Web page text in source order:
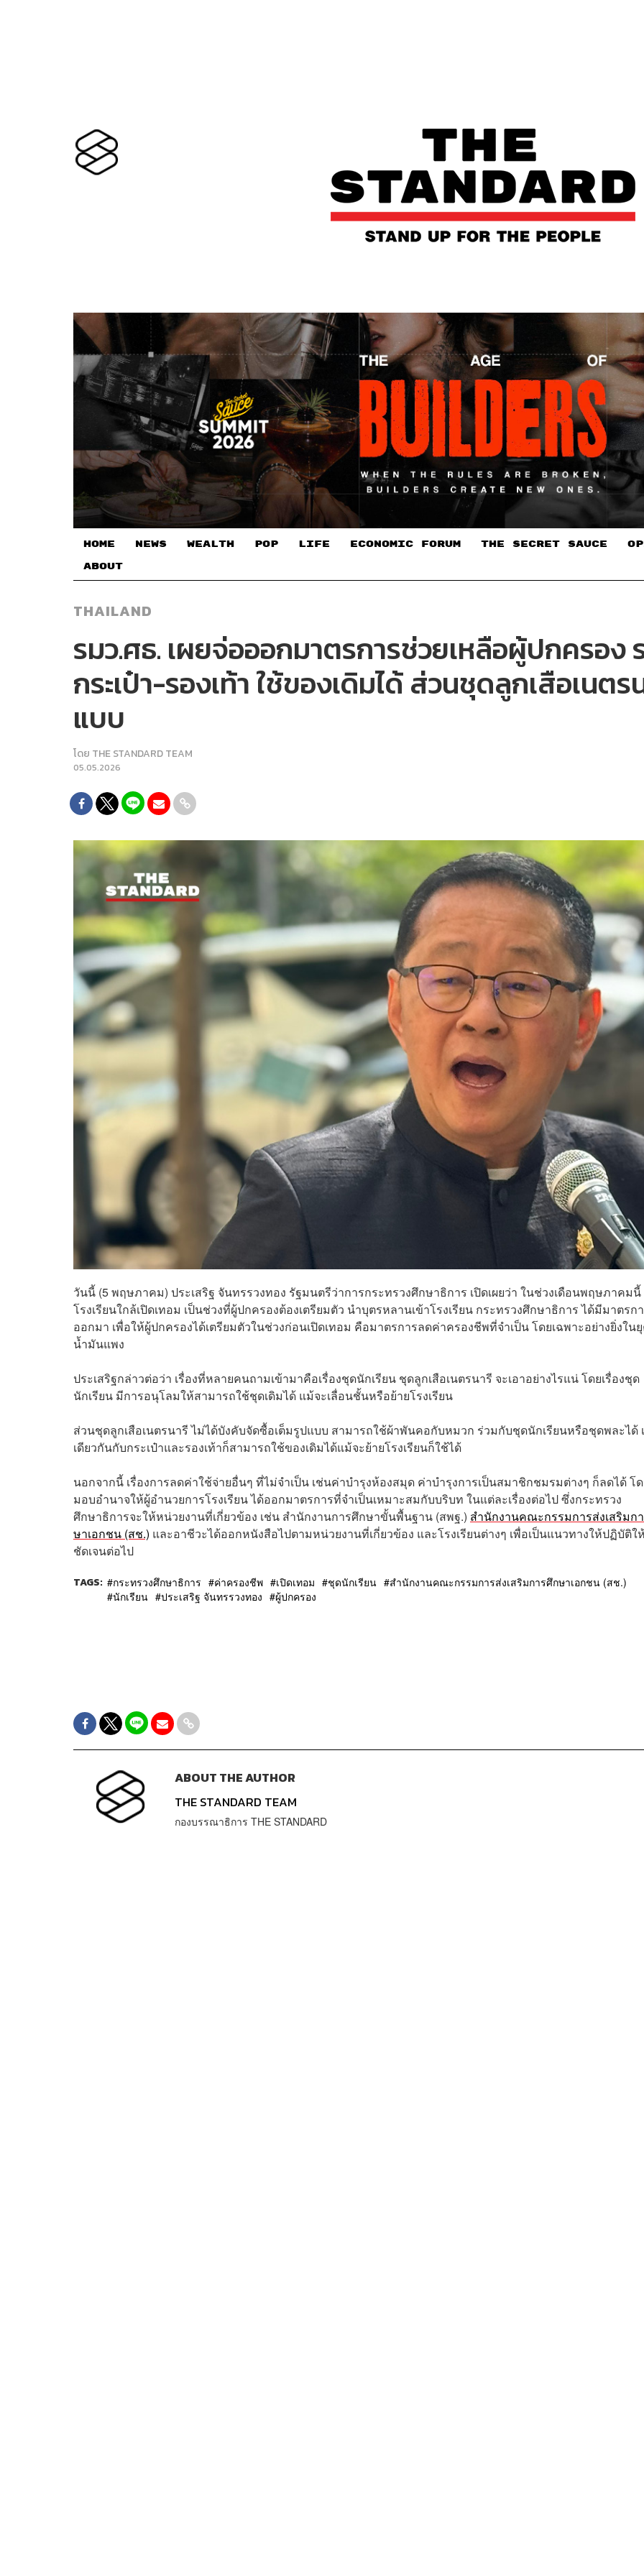
HOME NEWS WEALTH POP LIFE ECONOMIC FORUM THE SECRET SAUCE​
ABOUT
THAILAND
รมว.ศธ. เผยจ่อออกมาตรการช่วยเหลือผู้ปกครอง
กระเป๋า-รองเท้า ใช้ของเดิมได้ ส่วนชุดลูกเสือเนต
แบบ
โดย THE STANDARD TEAM
05.05.2026
วันนี้ (5 พฤษภาคม) ​ประเสริฐ จันทรรวงทอง รัฐมนตรีว่าการกระทรวงศึกษาธิการ เปิดเผยว่า ในช่วงเดือนพฤษภาคมนี้
โรงเรียนใกล้เปิดเทอม เป็นช่วงที่ผู้ปกครองต้องเตรียมตัว นำบุตรหลานเข้าโรงเรียน กระทรวงศึกษาธิการ ได้มีมาตรก
ออกมา เพื่อให้ผู้ปกครองได้เตรียมตัวในช่วงก่อนเปิดเทอม คือมาตรการลดค่าครองชีพที่จำเป็น โดยเฉพาะอย่างยิ่งใน
น้ำมันแพง
ประเสริฐกล่าวต่อว่า เรื่องที่หลายคนถามเข้ามาคือเรื่องชุดนักเรียน ชุดลูกเสือเนตรนารี จะเอาอย่างไรแน่ โดยเรื่องชุด
นักเรียน มีการอนุโลมให้สามารถใช้ชุดเดิมได้ แม้จะเลื่อนชั้นหรือย้ายโรงเรียน
ส่วนชุดลูกเสือเนตรนารี ไม่ได้บังคับจัดซื้อเต็มรูปแบบ สามารถใช้ผ้าพันคอกับหมวก ร่วมกับชุดนักเรียนหรือชุดพละได้
เดียวกันกับกระเป๋าและรองเท้าก็สามารถใช้ของเดิมได้แม้จะย้ายโรงเรียนก็ใช้ได้
นอกจากนี้ เรื่องการลดค่าใช้จ่ายอื่นๆ ที่ไม่จำเป็น เช่นค่าบำรุงห้องสมุด ค่าบำรุงการเป็นสมาชิกชมรมต่างๆ ก็ลดได้ โ
มอบอำนาจให้ผู้อำนวยการโรงเรียน ได้ออกมาตรการที่จำเป็นเหมาะสมกับบริบท ในแต่ละเรื่องต่อไป ซึ่งกระทรวง
ศึกษาธิการจะให้หน่วยงานที่เกี่ยวข้อง เช่น สำนักงานการศึกษาขั้นพื้นฐาน (สพฐ.) สำนักงานคณะกรรมการส่งเสริมก
ษาเอกชน (สช.) และอาชีวะได้ออกหนังสือไปตามหน่วยงานที่เกี่ยวข้อง และโรงเรียนต่างๆ เพื่อเป็นแนวทางให้ปฏิบัติใ
ชัดเจนต่อไป
TAGS: กระทรวงศึกษาธิการ ค่าครองชีพ เปิดเทอม ชุดนักเรียน
สำนักงานคณะกรรมการส่งเสริมการศึกษาเอกชน (สช.)
นักเรียน
ประเสริฐ จันทรรวงทอง ผู้ปกครอง
ABOUT THE AUTHOR
THE STANDARD TEAM
กองบรรณาธิการ THE STANDARD